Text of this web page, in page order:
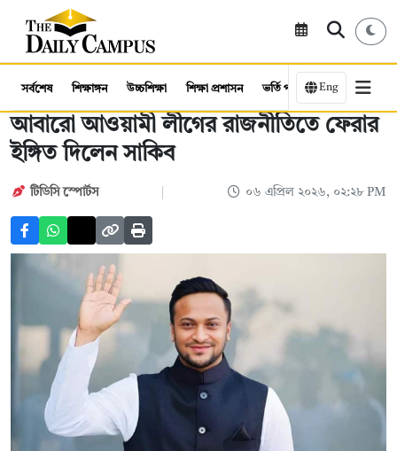
সর্বশেষ শিক্ষাঙ্গন উচ্চশিক্ষা শিক্ষা প্রশাসন ভর্তি পরীক্ষা কর্মসংস্থান
Eng
আবারো আওয়ামী লীগের রাজনীতিতে ফেরার
ইঙ্গিত দিলেন সাকিব
টিডিসি ‍স্পোর্টস ০৬ এপ্রিল ২০২৬, ০২:২৮ PM